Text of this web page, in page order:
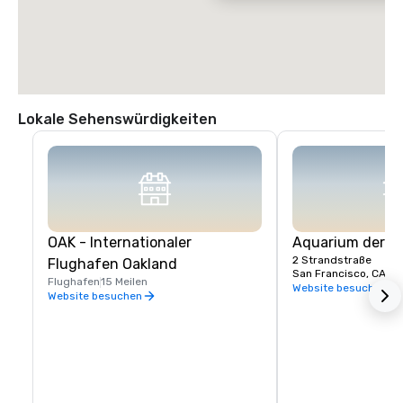
Lokale Sehenswürdigkeiten
OAK - Internationaler
Flughafen Oakland
Flughafen15 Meilen
Website besuchen
Aquarium der
2 Strandstraße
San Francisco, CA,
Website besuchen